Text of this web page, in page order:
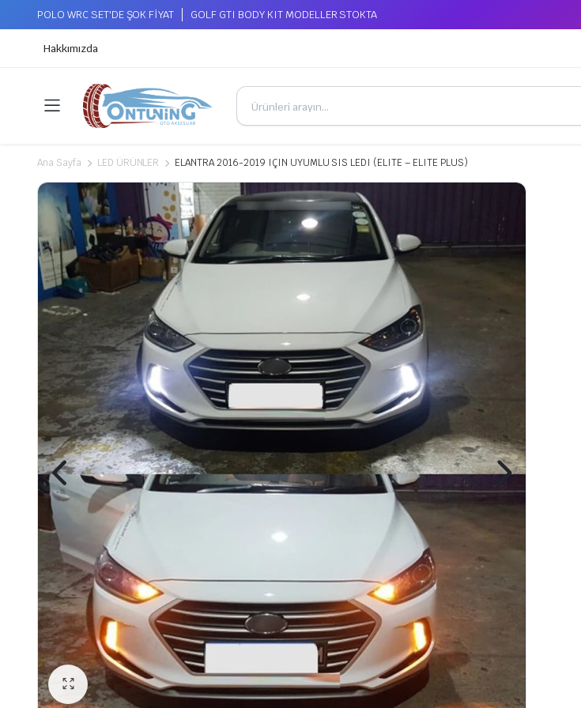
POLO WRC SET'DE ŞOK FİYAT GOLF GTI BODY KIT MODELLER STOKTA
Hakkımızda
Ana Sayfa LED ÜRÜNLER ELANTRA 2016-2019 IÇIN UYUMLU SIS LEDI (ELITE – ELITE PLUS)